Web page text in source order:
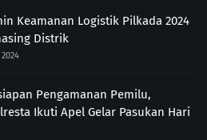
Keamanan Logistik Pilkada 2024
Distrik
Pengamanan Pemilu,
Ikuti Apel Gelar Pasukan Hari